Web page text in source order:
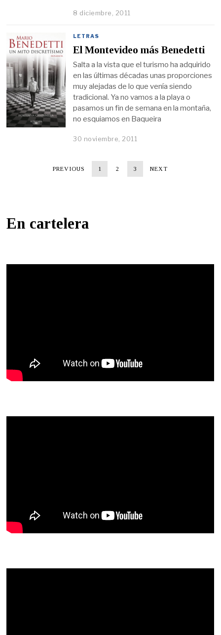
8 diciembre, 2011
LETRAS
El Montevideo más Benedetti
Salta a la vista que el turismo ha adquirido
en las últimas décadas unas proporciones
muy alejadas de lo que venía siendo
tradicional. Ya no vamos a la playa o
pasamos un fin de semana en la montaña,
no esquiamos en Baqueira
30 noviembre, 2011
PREVIOUS 1 2 3 NEXT
En cartelera